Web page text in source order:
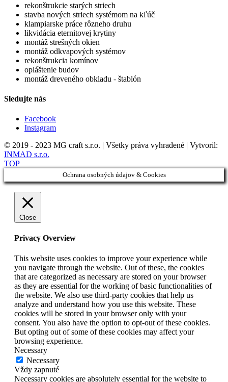
rekonštrukcie starých striech
stavba nových striech systémom na kľúč
klampiarske práce rôzneho druhu
likvidácia eternitovej krytiny
montáž strešných okien
montáž odkvapových systémov
rekonštrukcia komínov
opláštenie budov
montáž dreveného obkladu - štablón
Sledujte nás
Facebook
Instagram
© 2019 - 2023 MG craft s.r.o. | Všetky práva vyhradené | Vytvoril:
INMAD s.r.o.
TOP
Ochrana osobných údajov & Cookies
Close
Privacy Overview
This website uses cookies to improve your experience while
you navigate through the website. Out of these, the cookies
that are categorized as necessary are stored on your browser
as they are essential for the working of basic functionalities of
the website. We also use third-party cookies that help us
analyze and understand how you use this website. These
cookies will be stored in your browser only with your
consent. You also have the option to opt-out of these cookies.
But opting out of some of these cookies may affect your
browsing experience.
Necessary
Necessary
Vždy zapnuté
Necessary cookies are absolutely essential for the website to